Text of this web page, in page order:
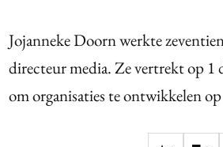
Jojanneke Doorn werkte
directeur media. Ze vertrekt op 1
om organisaties te ontwikkelen